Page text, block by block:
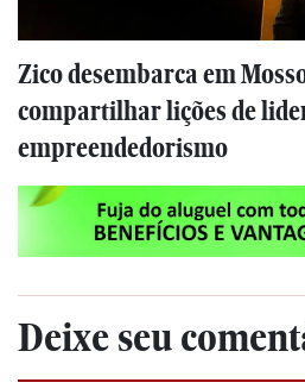
Zico desembarca em
compartilhar lições de
empreendedorismo
Deixe seu